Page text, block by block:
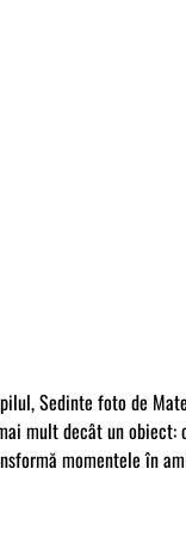
Sedinte foto de
mult decât un
momentele în